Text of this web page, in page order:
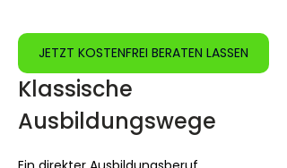
JETZT KOSTENFREI BERATEN LASSEN
Klassische
Ausbildungswege